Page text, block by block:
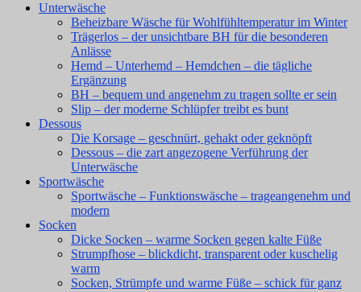
Unterwäsche
Beheizbare Wäsche für Wohlfühltemperatur im Winter
Trägerlos – der unsichtbare BH für die besonderen
Anlässe
Hemd – Unterhemd – Hemdchen – die tägliche
Ergänzung
BH – bequem und angenehm zu tragen sollte er sein
Slip – der moderne Schlüpfer treibt es bunt
Dessous
Die Korsage – geschnürt, gehakt oder geknöpft
Dessous – die zart angezogene Verführung der
Unterwäsche
Sportwäsche
Sportwäsche – Funktionswäsche – trageangenehm und
modern
Socken
Dicke Socken – warme Socken gegen kalte Füße
Strumpfhose – blickdicht, transparent oder kuschelig
warm
Socken, Strümpfe und warme Füße – schick für ganz